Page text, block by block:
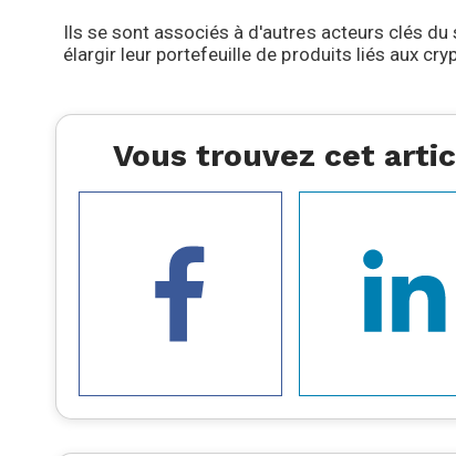
Ils se sont associés à d'autres acteurs clés
élargir leur portefeuille de produits liés aux
Vous trouvez cet